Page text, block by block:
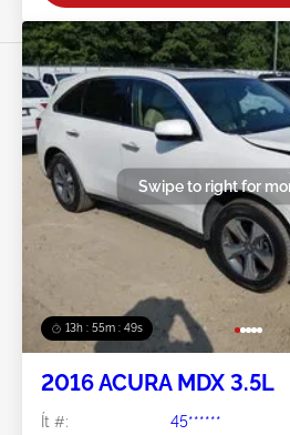
13h : 55m : 46s
Swipe to right for
2016 ACURA MDX 3.5L
Ít #:
45******